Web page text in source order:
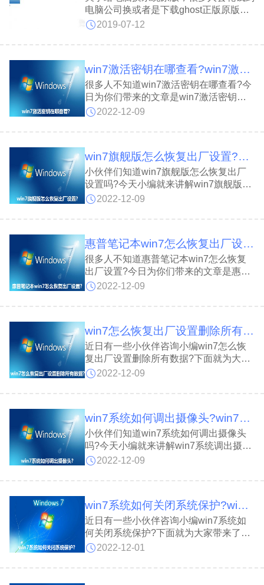
电脑公司换或者是下载ghost正版原版系
统，但是这些都不是微软系统原版系统，
件进去。下面系统天地小
2019-07-12
win7激活密钥在哪查看?win7激活密钥查看的方法
很多人不知道win7激活密钥在哪查看?今
日为你们带来的文章是win7激活密钥的
查看方法，还有不清楚小伙伴和小编一起
2022-12-09
win7旗舰版怎么恢复出厂设置?win7旗舰版恢复出厂设置的方法
小伙伴们知道win7旗舰版怎么恢复出厂
设置吗?今天小编就来讲解win7旗舰版恢
复出厂设置的方法，感兴趣的快跟小编一
2022-12-09
惠普笔记本win7怎么恢复出厂设置?惠普笔记本win7恢复出厂设置的方法
很多人不知道惠普笔记本win7怎么恢复
出厂设置?今日为你们带来的文章是惠普
笔记本win7恢复出厂设置的方法，还有
2022-12-09
win7怎么恢复出厂设置删除所有数据?win7恢复出厂设置删除所有数据的方法
近日有一些小伙伴咨询小编win7怎么恢
复出厂设置删除所有数据?下面就为大家
带来了win7恢复出厂设置删除所有数据
哦。
2022-12-09
win7系统如何调出摄像头?win7系统调出摄像头的方法
小伙伴们知道win7系统如何调出摄像头
吗?今天小编就来讲解win7系统调出摄像
头的方法，感兴趣的快跟小编一起来看看
2022-12-09
win7系统如何关闭系统保护?win7系统关闭系统保护的方法
近日有一些小伙伴咨询小编win7系统如
何关闭系统保护?下面就为大家带来了
win7系统关闭系统保护的方法，有需要
2022-12-01